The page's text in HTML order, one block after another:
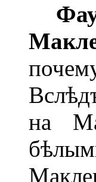
на